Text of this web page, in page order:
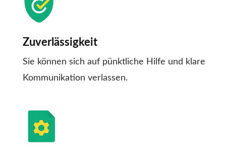
Zuverlässigkeit
Sie können sich auf pünktliche Hilfe und klare
Kommunikation verlassen.